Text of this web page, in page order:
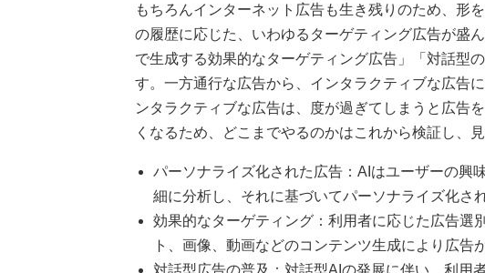
もちろんインターネット広告も生き残りのため、形
の履歴に応じた、いわゆるターゲティング広告が盛
で生成する効果的なターゲティング広告」「対話型
す。一方通行な広告から、インタラクティブな広告
ンタラクティブな広告は、度が過ぎてしまうと広告
くなるため、どこまでやるのかはこれから検証し、
パーソナライズ化された広告：AIはユーザーの興
細に分析し、それに基づいてパーソナライズ化さ
効果的なターゲティング：利用者に応じた広告選
ト、画像、動画などのコンテンツ生成により広告
対話型広告の普及：対話型AIの発展に伴い、利用